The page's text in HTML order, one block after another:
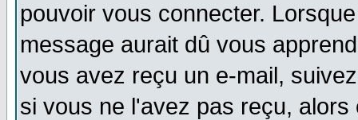
pouvoir vous connecter.
message aurait dû vous
vous avez reçu un e-mail,
si vous ne l'avez pas reçu,